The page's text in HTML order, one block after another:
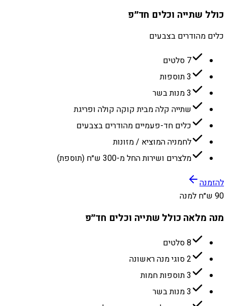
כולל שתייה וכלים חד״פ
כלים מהודרים בצבעים
7 סלטים
3 תוספות
3 מנות בשר
שתייה קלה מבית קוקה קולה ופריגת
כלים חד-פעמיים מהודרים בצבעים
לחמניה המוציא / מזונות
מלצרים ושירות החל מ-300 ש״ח (תוספת)
להזמנה
90 ש״ח למנה
מנה מלאה כולל שתייה וכלים חד״פ
8 סלטים
2 סוגי מנה ראשונה
3 תוספות חמות
3 מנות בשר